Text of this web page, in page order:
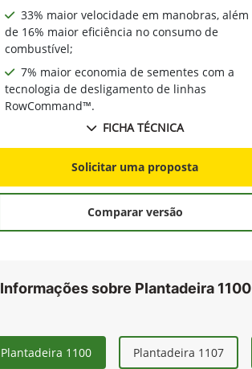
33% maior velocidade em manobras, além
de 16% maior eficiência no consumo de
combustível;
7% maior economia de sementes com a
tecnologia de desligamento de linhas
RowCommand™.
FICHA TÉCNICA
Solicitar uma proposta
Comparar versão
Informações sobre Plantadeira 1100
Plantadeira 1100 Plantadeira 1107